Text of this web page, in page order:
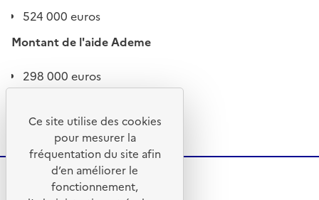
524 000 euros
Montant de l'aide Ademe
298 000 euros
Ce site utilise des cookies
pour mesurer la
fréquentation du site afin
d’en améliorer le
fonctionnement,